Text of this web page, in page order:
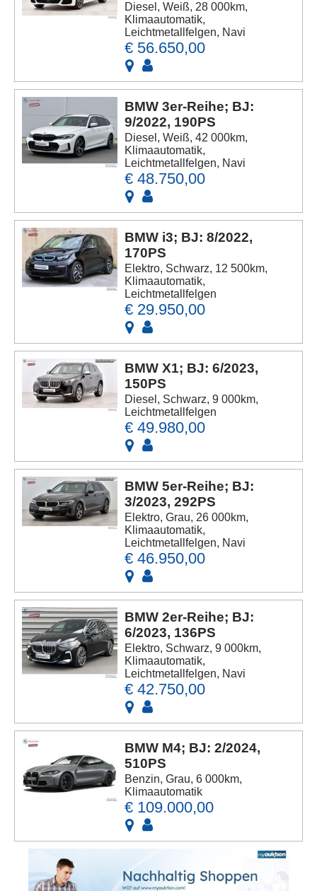
Diesel, Weiß, 28 000km,
Klimaautomatik,
Leichtmetallfelgen, Navi
€ 56.650,00
BMW 3er-Reihe; BJ:
9/2022, 190PS
Diesel, Weiß, 42 000km,
Klimaautomatik,
Leichtmetallfelgen, Navi
€ 48.750,00
BMW i3; BJ: 8/2022,
170PS
Elektro, Schwarz, 12 500km,
Klimaautomatik,
Leichtmetallfelgen
€ 29.950,00
BMW X1; BJ: 6/2023,
150PS
Diesel, Schwarz, 9 000km,
Leichtmetallfelgen
€ 49.980,00
BMW 5er-Reihe; BJ:
3/2023, 292PS
Elektro, Grau, 26 000km,
Klimaautomatik,
Leichtmetallfelgen, Navi
€ 46.950,00
BMW 2er-Reihe; BJ:
6/2023, 136PS
Elektro, Schwarz, 9 000km,
Klimaautomatik,
Leichtmetallfelgen, Navi
€ 42.750,00
BMW M4; BJ: 2/2024,
510PS
Benzin, Grau, 6 000km,
Klimaautomatik
€ 109.000,00